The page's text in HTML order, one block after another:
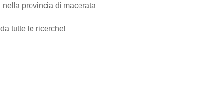
nella provincia di macerata
tutte le ricerche!